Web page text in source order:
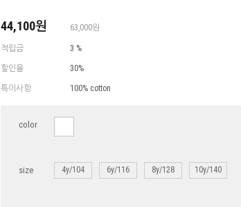
44,100원 63,000원
적립금 3 %
할인율 30%
특이사항 100% cotton
color
size 4y/104 6y/116 8y/128 10y/140